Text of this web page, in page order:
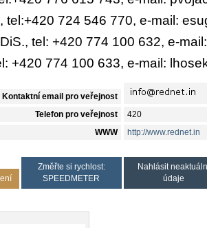
tel:+420 724 546 770, e-mail:
tel: +420 774 100 632, e-
+420 774 100 633, e-mail:
Kontaktní email pro veřejnost
Telefon pro veřejnost 420
WWW http://www.rednet.in
Změřte si rychlost:
SPEEDMETER
Nahlásit
údaje